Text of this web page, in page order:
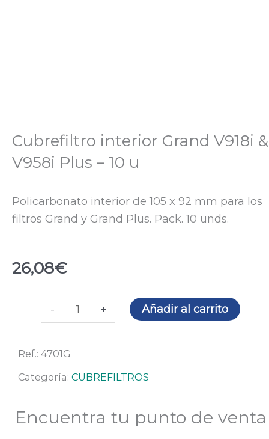
Cubrefiltro interior Grand V918i &
V958i Plus – 10 u
Policarbonato interior de 105 x 92 mm para los
filtros Grand y Grand Plus. Pack. 10 unds.
26,08€
-
Cubrefiltro
interior
Grand
V918i
&
-
+ Añadir al carrito
Ref.: 4701G
Categoría: CUBREFILTROS
Encuentra tu punto de venta